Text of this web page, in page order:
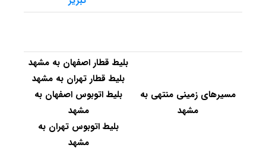
مسیرهای زمینی منتهی به
مشهد
بلیط قطار اصفهان به مشهد
بلیط قطار تهران به مشهد
بلیط اتوبوس اصفهان به
مشهد
بلیط اتوبوس تهران به
مشهد